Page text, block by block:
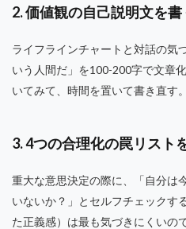
2. 価値観の自己説明文を書
ライフラインチャートと対話の気
いう人間だ」を100-200字で文章
いてみて、時間を置いて書き直す。
3. 4つの合理化の罠リスト
重大な意思決定の際に、「自分は
いないか？」とセルフチェックす
た正義感）は最も気づきにくいの